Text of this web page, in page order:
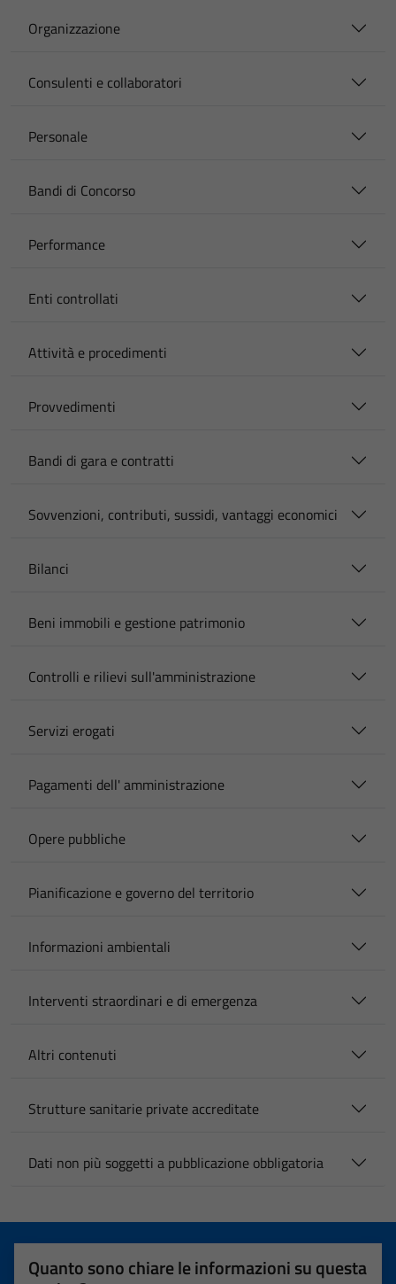
Organizzazione
Consulenti e collaboratori
Personale
Bandi di Concorso
Performance
Enti controllati
Attività e procedimenti
Provvedimenti
Bandi di gara e contratti
Sovvenzioni, contributi, sussidi, vantaggi economici
Bilanci
Beni immobili e gestione patrimonio
Controlli e rilievi sull'amministrazione
Servizi erogati
Pagamenti dell' amministrazione
Opere pubbliche
Pianificazione e governo del territorio
Informazioni ambientali
Interventi straordinari e di emergenza
Altri contenuti
Strutture sanitarie private accreditate
Dati non più soggetti a pubblicazione obbligatoria
Quanto sono chiare le informazioni su questa